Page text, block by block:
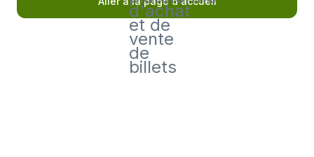
d'achat
et de
vente
de
billets